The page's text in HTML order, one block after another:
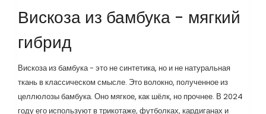
Вискоза из бамбука - мягкий
гибрид
Вискоза из бамбука - это не синтетика, но и не натуральная
ткань в классическом смысле. Это волокно, полученное из
целлюлозы бамбука. Оно мягкое, как шёлк, но прочнее. В 2024
году его используют в трикотаже, футболках, кардиганах и